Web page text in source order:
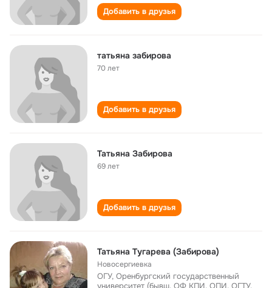
Добавить в друзья
татьяна забирова
70 лет
Добавить в друзья
Татьяна Забирова
69 лет
Добавить в друзья
Татьяна Тугарева (Забирова)
Новосергиевка
ОГУ, Оренбургский государственный
университет (бывш. ОФ КПИ, ОПИ, ОГТУ,